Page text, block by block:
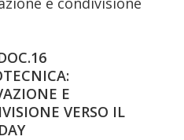
E
VERSO IL